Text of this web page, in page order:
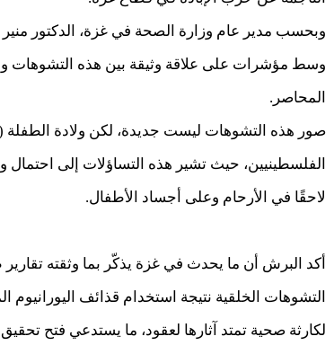
وبحسب مدير عام وزارة الصحة في غزة، الدكتور
وسط مؤشرات على علاقة وثيقة بين هذه التشوهات
المحاصر.
صور هذه التشوهات ليست جديدة، لكن ولادة الطفلة
الفلسطينيين، حيث تشير هذه التساؤلات إلى
لاحقًا في الأرحام وعلى أجساد الأطفال.
التشوهات الخلقية نتيجة استخدام قذائف
لكارثة صحية تمتد آثارها لعقود، ما يستدعي فتح